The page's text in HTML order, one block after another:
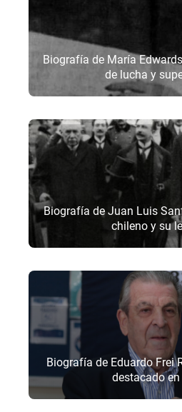
Biografía de María
de lucha y
Biografía de Juan Luis
chileno y su
Biografía de Eduardo Frei
destacado en